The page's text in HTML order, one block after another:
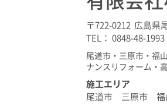
〒722-0212 広島県
TEL： 0848-48-
尾道市・三原市・福
ナンスリフォーム・
施工エリア
尾道市 三原市